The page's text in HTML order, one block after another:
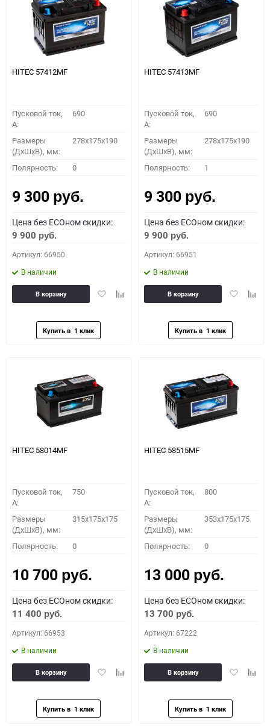
HITEC 57412MF
Пусковой ток,
A:
690
Размеры
(ДхШхВ), мм:
278x175x190
Полярность: 0
9 300 руб.
Цена без ECOном скидки:
9 900 руб.
Артикул: 66950
В наличии
ДобавитьДобавить
В корзину
HITEC 57413MF
Пусковой ток,
A:
690
Размеры
(ДхШхВ), мм:
278x175x190
Полярность: 1
9 300 руб.
Цена без ECOном скидки:
9 900 руб.
Артикул: 66951
В наличии
Добавить
В корзину
HITEC 58014MF
Пусковой ток,
A:
750
Размеры
(ДхШхВ), мм:
315x175x175
Полярность: 0
10 700 руб.
Цена без ECOном скидки:
11 400 руб.
Артикул: 66953
В наличии
ДобавитьДобавить
В корзину
HITEC 58515MF
Пусковой ток,
A:
800
Размеры
(ДхШхВ), мм:
353x175x175
Полярность: 0
13 000 руб.
Цена без ECOном скидки:
13 700 руб.
Артикул: 67222
В наличии
Добавить
В корзину